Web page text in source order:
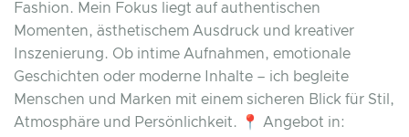
Fashion. Mein Fokus liegt auf authentischen
Momenten, ästhetischem Ausdruck und kreativer
Inszenierung. Ob intime Aufnahmen, emotionale
Geschichten oder moderne Inhalte – ich begleite
Menschen und Marken mit einem sicheren Blick für Stil,
Atmosphäre und Persönlichkeit. 📍 Angebot in: